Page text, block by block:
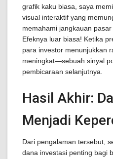
grafik kaku biasa, saya
visual interaktif yang
memahami jangkauan
Efeknya luar biasa! Ketika
para investor menunjukkan
meningkat—sebuah sinyal
pembicaraan selanjutnya.
Hasil Akhir:
Menjadi
Dari pengalaman tersebut,
dana investasi penting bagi